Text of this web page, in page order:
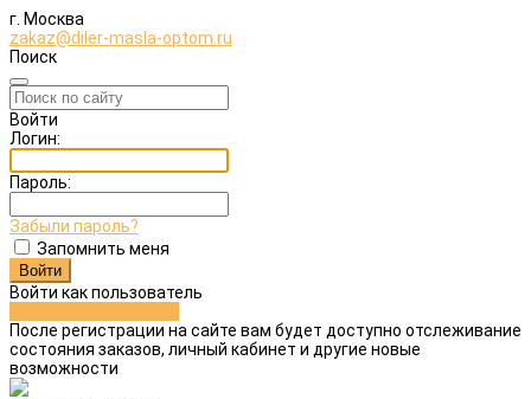
г. Москва
zakaz@diler-masla-optom.ru
Поиск
Войти
Логин:
Пароль:
Забыли пароль?
Запомнить меня
Войти как пользователь
После регистрации на сайте вам будет доступно отслеживание
состояния заказов, личный кабинет и другие новые
возможности